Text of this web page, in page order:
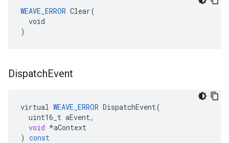
WEAVE_ERROR Clear(
  void
)
DispatchEvent
virtual WEAVE_ERROR DispatchEvent(
uint16_t aEvent,
void *aContext
) const